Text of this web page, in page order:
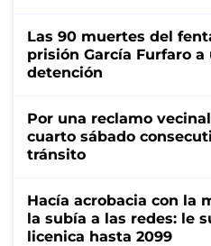
Las 90 muertes del
prisión García Furfaro a
detención
Por una reclamo
cuarto sábado
tránsito
Hacía acrobacia con la
la subía a las redes: le
licenica hasta 2099